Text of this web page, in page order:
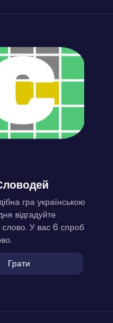
гра українською
відгадуйте
слово. У вас 6 спроб
Грати